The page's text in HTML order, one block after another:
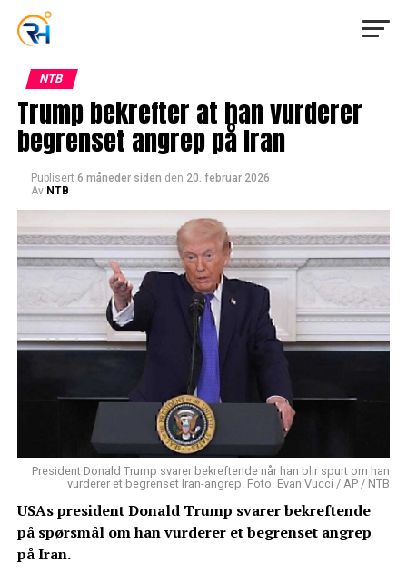
NTB
Trump bekrefter at han vurderer
begrenset angrep på Iran
Publisert 6 måneder siden den 20. februar 2026
Av NTB
President Donald Trump svarer bekreftende når han blir spurt om han
vurderer et begrenset Iran-angrep. Foto: Evan Vucci / AP / NTB
USAs president Donald Trump svarer bekreftende
på spørsmål om han vurderer et begrenset angrep
på Iran.